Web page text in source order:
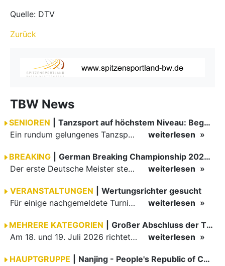
Quelle: DTV
Zurück
TBW News
SENIOREN
Tanzsport auf höchstem Niveau: Begeisterung bei den Turnieren in…
Ein rundum gelungenes Tanzsport-Wochenende liegt hinter den Paaren und Organisatoren in Enzklösterle. Am 1. und 2. August 2026 verwandelte sich die Festhalle wieder in einen lebendigen Mittelpunkt des…
weiterlesen
BREAKING
German Breaking Championship 2026 in Hannover
Der erste Deutsche Meister steht fest B-Boy Roman siegt bei den Juniors
weiterlesen
VERANSTALTUNGEN
Wertungsrichter gesucht
Für einige nachgemeldete Turniere im 2 Halbjahr sucht der ZWE noch Wertungsrichter.
weiterlesen
MEHRERE KATEGORIEN
Großer Abschluss der TBW-Trophy in Weinheim
Am 18. und 19. Juli 2026 richtete die Tanzsportabteilung (TSA) der TSG 1862 Weinheim das Abschlussturnier der diesjährigen TBW-Trophy-Serie aus. Zum traditionellen Saisonfinale kamen rund 400 Starts über…
weiterlesen
HAUPTGRUPPE
Nanjing - People's Republic of China